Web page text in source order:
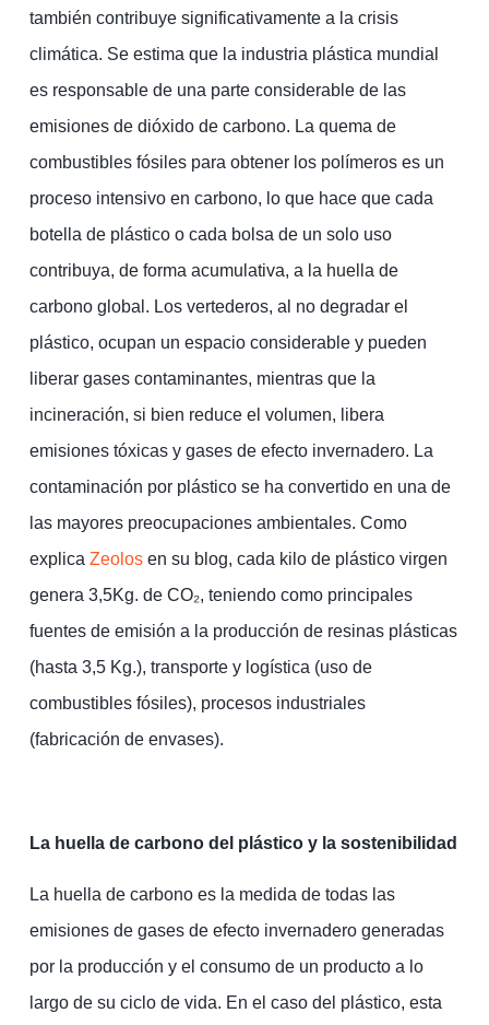
también contribuye significativamente a la crisis
climática. Se estima que la industria plástica mundial
es responsable de una parte considerable de las
emisiones de dióxido de carbono. La quema de
combustibles fósiles para obtener los polímeros es un
proceso intensivo en carbono, lo que hace que cada
botella de plástico o cada bolsa de un solo uso
contribuya, de forma acumulativa, a la huella de
carbono global. Los vertederos, al no degradar el
plástico, ocupan un espacio considerable y pueden
liberar gases contaminantes, mientras que la
incineración, si bien reduce el volumen, libera
emisiones tóxicas y gases de efecto invernadero. La
contaminación por plástico se ha convertido en una de
las mayores preocupaciones ambientales. Como
explica Zeolosen su blog, cada kilo de plástico virgen
genera 3,5Kg. de CO₂, teniendo como principales
fuentes de emisión a la producción de resinas plásticas
(hasta 3,5 Kg.), transporte y logística (uso de
combustibles fósiles), procesos industriales
(fabricación de envases).
La huella de carbono del plástico y la sostenibilidad
La huella de carbono es la medida de todas las
emisiones de gases de efecto invernadero generadas
por la producción y el consumo de un producto a lo
largo de su ciclo de vida. En el caso del plástico, esta